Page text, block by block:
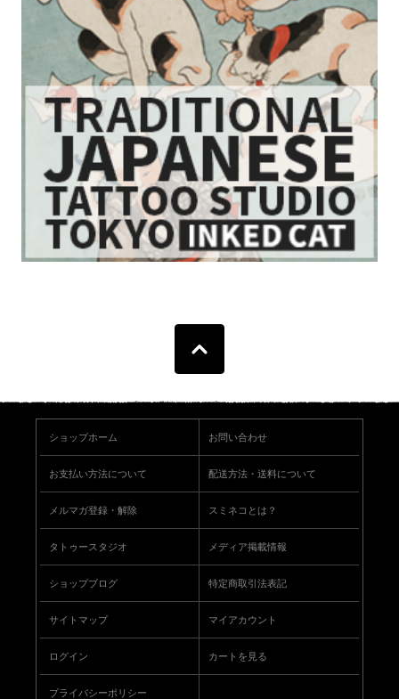
ショップホーム お問い合わせ
お支払い方法について 配送方法・送料について
メルマガ登録・解除 スミネコとは？
タトゥースタジオ メディア掲載情報
ショップブログ 特定商取引法表記
サイトマップ マイアカウント
ログイン カートを見る
プライバシーポリシー